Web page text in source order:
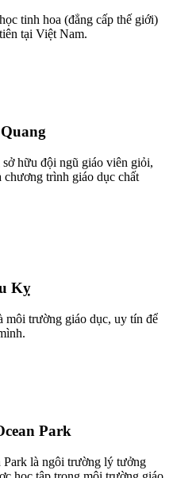
tinh hoa (đẳng cấp thế giới)
tại Việt Nam.
hữu đội ngũ giáo viên giỏi,
chương trình giáo dục chất
Kỵ
trường giáo dục, uy tín để
Park
Park là ngôi trường lý tưởng